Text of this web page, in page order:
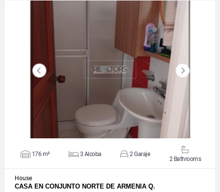
VIEW DETAILS
176 m² 3 Alcoba 2 Garaje
2 Bathrooms
House
CASA EN CONJUNTO NORTE DE ARMENIA Q.